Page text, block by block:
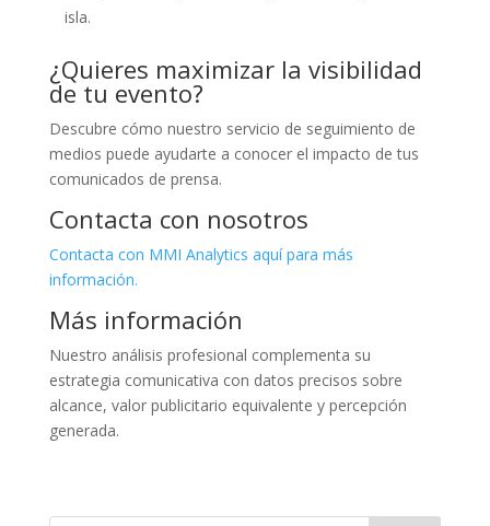
isla.
¿Quieres maximizar la visibilidad
de tu evento?
Descubre cómo nuestro servicio de seguimiento de
medios puede ayudarte a conocer el impacto de tus
comunicados de prensa.
Contacta con nosotros
Contacta con MMI Analytics aquí para más
información.
Más información
Nuestro análisis profesional complementa su
estrategia comunicativa con datos precisos sobre
alcance, valor publicitario equivalente y percepción
generada.